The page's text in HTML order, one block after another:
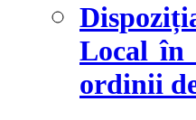
Local în
ordinii